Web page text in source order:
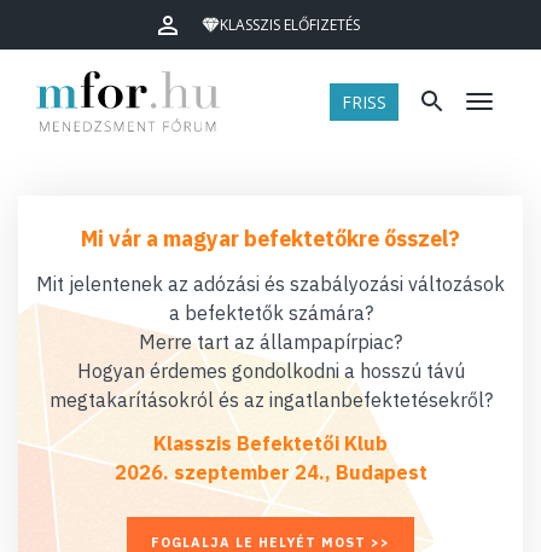
KLASSZIS ELŐFIZETÉS
FRISS Menü
Mi vár a magyar befektetőkre ősszel?
Mit jelentenek az adózási és szabályozási változások
a befektetők számára?
Merre tart az állampapírpiac?
Hogyan érdemes gondolkodni a hosszú távú
megtakarításokról és az ingatlanbefektetésekről?
Klasszis Befektetői Klub
2026. szeptember 24., Budapest
FOGLALJA LE HELYÉT MOST >>